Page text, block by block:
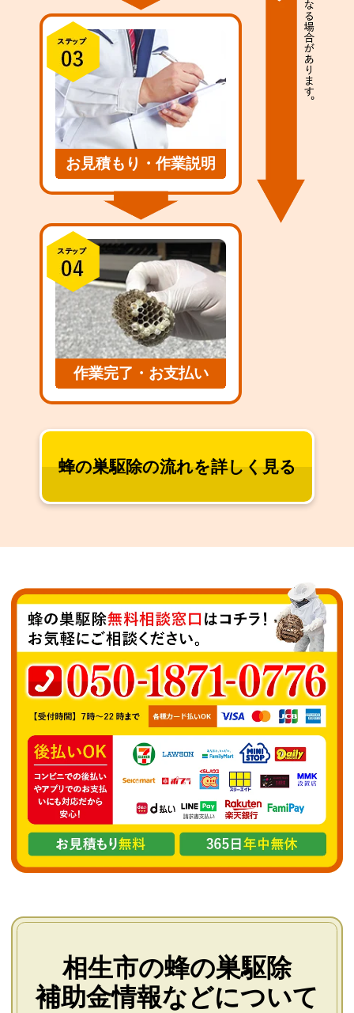
お見積もり・作業説明
作業完了・お支払い
蜂の巣駆除の流れを詳しく見る
相生市の蜂の巣駆除
補助金情報などについて